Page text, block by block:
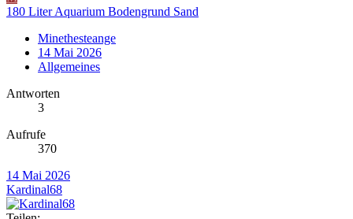
180 Liter Aquarium Bodengrund Sand
Minethesteange
14 Mai 2026
Allgemeines
Antworten
3
Aufrufe
370
14 Mai 2026
Kardinal68